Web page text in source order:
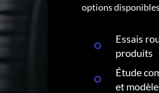
options
Essais
produits
Étude
et